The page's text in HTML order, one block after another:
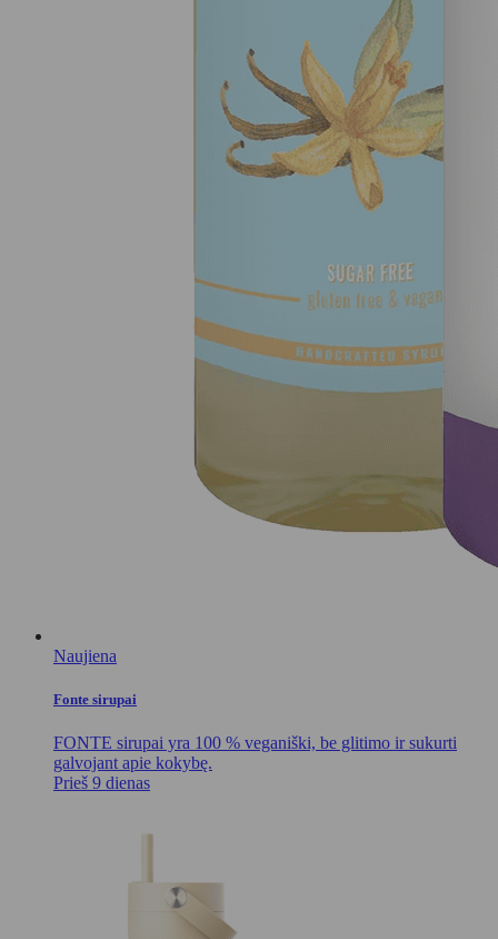
Naujiena
Fonte sirupai
FONTE sirupai yra 100 % veganiški, be glitimo ir sukurti
galvojant apie kokybę.
Prieš 9 dienas